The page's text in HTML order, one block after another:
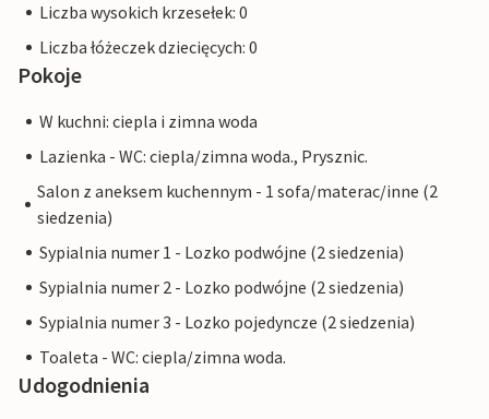
Liczba wysokich krzesełek: 0
Liczba łóżeczek dziecięcych: 0
Pokoje
W kuchni: ciepla i zimna woda
Lazienka - WC: ciepla/zimna woda., Prysznic.
Salon z aneksem kuchennym - 1 sofa/materac/inne (2
siedzenia)
Sypialnia numer 1 - Lozko podwójne (2 siedzenia)
Sypialnia numer 2 - Lozko podwójne (2 siedzenia)
Sypialnia numer 3 - Lozko pojedyncze (2 siedzenia)
Toaleta - WC: ciepla/zimna woda.
Udogodnienia